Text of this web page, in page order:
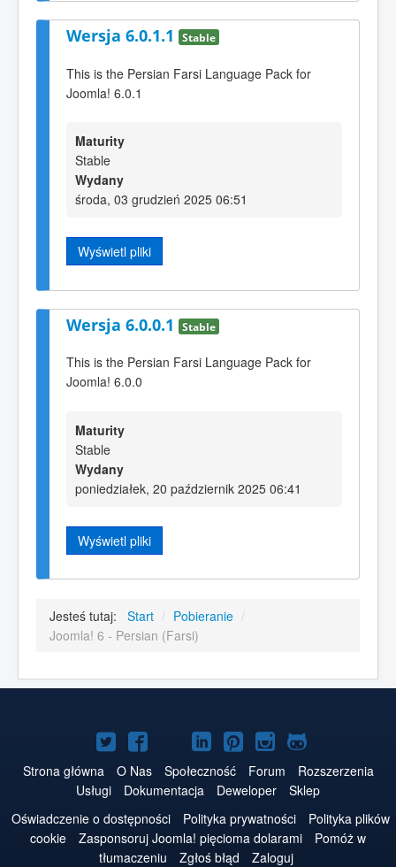
Wersja 6.0.1.1 Stable
This is the Persian Farsi Language Pack for
Joomla! 6.0.1
Maturity
Stable
Wydany
środa, 03 grudzień 2025 06:51
Wyświetl pliki
Wersja 6.0.0.1 Stable
This is the Persian Farsi Language Pack for
Joomla! 6.0.0
Maturity
Stable
Wydany
poniedziałek, 20 październik 2025 06:41
Wyświetl pliki
Jesteś tutaj: Start / Pobieranie /
Joomla! 6 - Persian (Farsi)
Joomla!
na
Twitterze
Joomla!
na
Facebooku
Joomla!
na
YouTube
Joomla!
na
LinkedIn
Joomla!
w
serwisie
Pinterest
Joomla!
na
Instagramie
Joomla!
na
GitHubie
Strona główna O Nas Społeczność Forum
Rozszerzenia
Usługi
Dokumentacja Deweloper
Sklep
Oświadczenie o dostępności
Polityka prywatności
Polityka plików
cookie
Zasponsoruj Joomla! pięcioma dolarami
Pomóż w
tłumaczeniu
Zgłoś błąd Zaloguj